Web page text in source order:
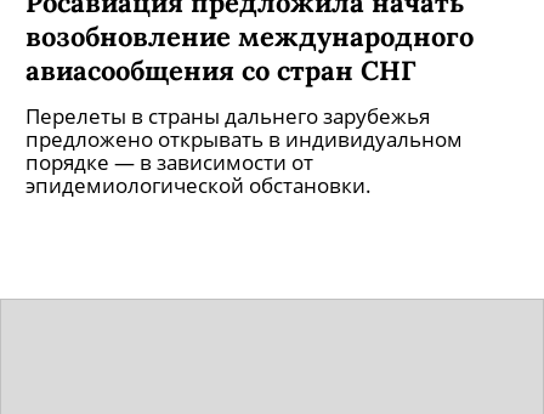
возобновление международного
авиасообщения со стран СНГ
Перелеты в страны дальнего зарубежья
предложено открывать в индивидуальном
порядке — в зависимости от
эпидемиологической обстановки.